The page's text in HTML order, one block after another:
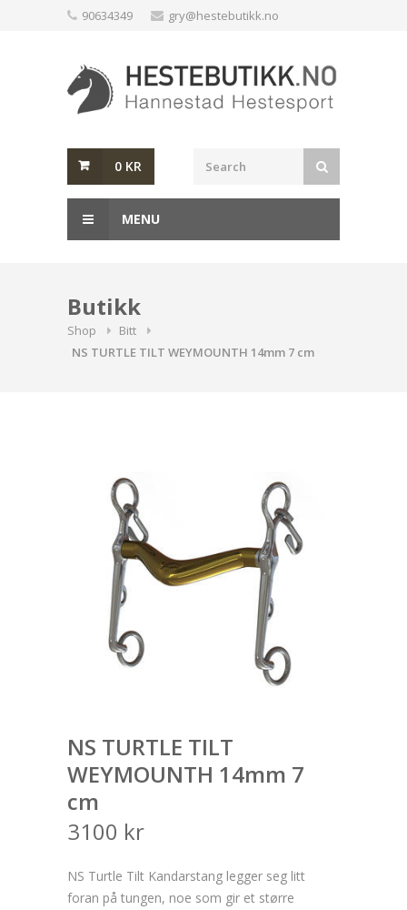
90634349 gry@hestebutikk.no
0 KR
MENU
Butikk
Shop
Bitt
NS TURTLE TILT WEYMOUNTH 14mm 7 cm
NS TURTLE TILT
WEYMOUNTH 14mm 7
cm
3100 kr
NS Turtle Tilt Kandarstang legger seg litt
foran på tungen, noe som gir et større